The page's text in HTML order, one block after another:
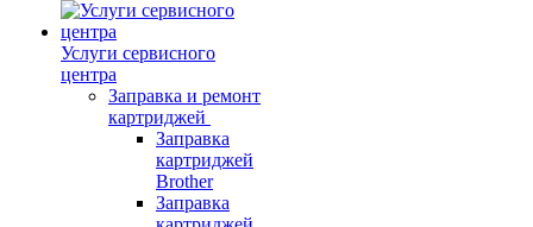
Услуги сервисного
центра
Заправка и ремонт
картриджей
Заправка
картриджей
Brother
Заправка